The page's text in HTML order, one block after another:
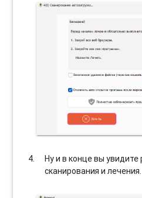
Ну и в конце вы увидите
сканирования и лечения.